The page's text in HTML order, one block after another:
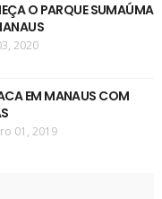
O PARQUE SUMAÚMA
2020
EM MANAUS COM
01, 2019